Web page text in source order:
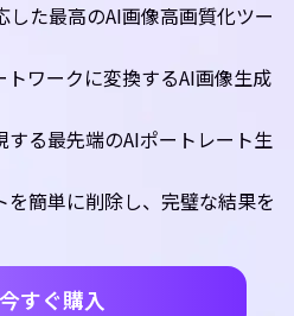
た最高のAI画像高画質化ツー
ワークに変換するAI画像生成
する最先端のAIポートレート生
簡単に削除し、完璧な結果を
今すぐ購入